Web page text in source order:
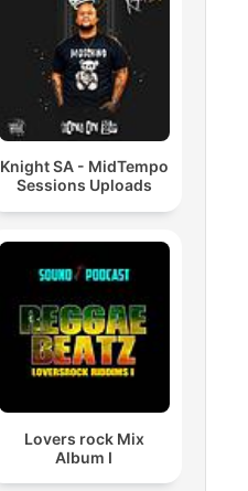
Knight SA - MidTempo
Sessions Uploads
Lovers rock Mix
Album I